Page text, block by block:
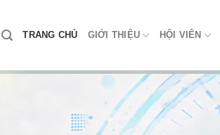
TRANG CHỦ GIỚI THIỆU HỘI VIÊN